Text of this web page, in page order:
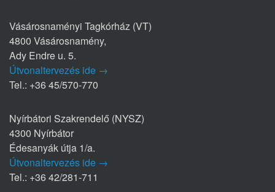
Vásárosnaményi Tagkórház (VT)
4800 Vásárosnamény,
Ady Endre u. 5.
Útvonaltervezés ide →
Tel.: +36 45/570-770
Nyírbátori Szakrendelő (NYSZ)
4300 Nyírbátor
Édesanyák útja 1/a.
Útvonaltervezés ide →
Tel.: +36 42/281-711